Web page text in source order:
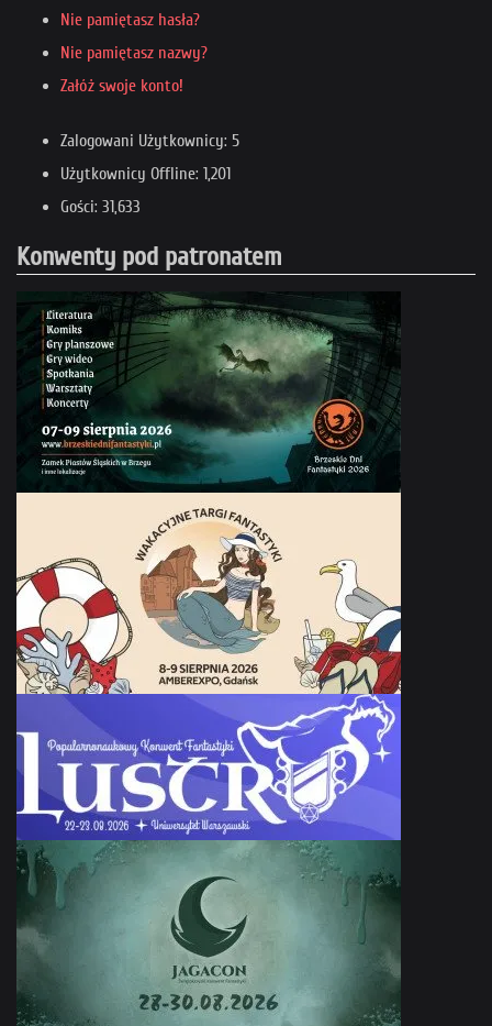
Nie pamiętasz hasła?
Nie pamiętasz nazwy?
Załóż swoje konto!
Zalogowani Użytkownicy: 5
Użytkownicy Offline: 1,201
Gości: 31,633
Konwenty pod patronatem